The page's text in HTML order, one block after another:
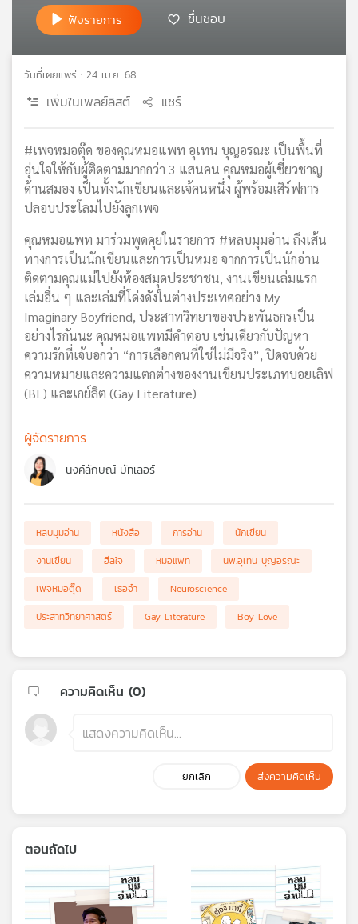
แผนที่
วิทยุ
เครือ
ฟังรายการ ชื่นชอบ
วันที่เผยแพร่ : 24 เม.ย. 68
เพิ่มในเพลย์ลิสต์ แชร์
#เพจหมอตุ๊ด ของคุณหมอแพท อุเทน บุญอรณะ เป็นพื้นที่
อุ่นใจให้กับผู้ติดตามมากกว่า 3 แสนคน คุณหมอผู้เชี่ยวชาญ
ด้านสมอง เป็นทั้งนักเขียนและเจ้คนหนึ่ง ผู้พร้อมเสิร์ฟการ
ปลอบประโลมไปยังลูกเพจ
คุณหมอแพท มาร่วมพูดคุยในรายการ #หลบมุมอ่าน ถึงเส้น
ทางการเป็นนักเขียนและการเป็นหมอ จากการเป็นนักอ่าน
ติดตามคุณแม่ไปยังห้องสมุดประชาชน, งานเขียนเล่มแรก
เล่มอื่น ๆ และเล่มที่โด่งดังในต่างประเทศอย่าง My
Imaginary Boyfriend, ประสาทวิทยาของประพันธกรเป็น
อย่างไรกันนะ คุณหมอแพทมีคำตอบ เช่นเดียวกับปัญหา
ความรักที่เจ้บอกว่า “การเลือกคนที่ใช่ไม่มีจริง”, ปิดจบด้วย
ความหมายและความแตกต่างของงานเขียนประเภทบอยเลิฟ
(BL) และเกย์ลิต (Gay Literature)
ผู้จัดรายการ
นงค์ลักษณ์ บัทเลอร์
หลบมุมอ่าน หนังสือ การอ่าน
นักเขียน
งานเขียน
ฮีลใจ หมอแพท
นพ.อุเทน บุญอรณะ
เพจหมอตุ๊ด
เธอจ๋า
Neuroscience
ประสาทวิทยาศาสตร์
Gay Literature Boy Love
ความคิดเห็น (0)
ยกเลิก ส่งความคิดเห็น
ตอนถัดไป